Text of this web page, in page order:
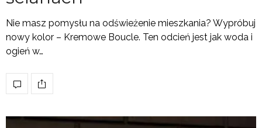
Nie masz pomysłu na odświeżenie mieszkania? Wypróbuj
nowy kolor – Kremowe Boucle. Ten odcień jest jak woda i
ogień w…